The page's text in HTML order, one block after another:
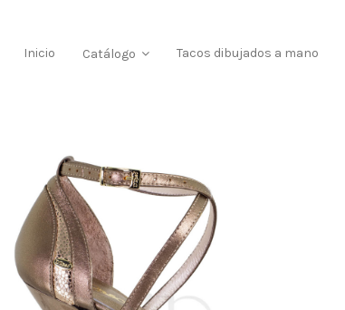
Inicio Catálogo Tacos dibujados a mano